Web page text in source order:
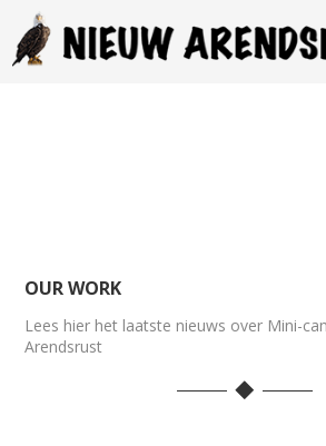
OUR WORK
Lees hier het laatste nieuws over Mini-
Arendsrust